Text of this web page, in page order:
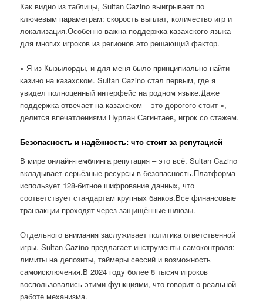
Как видно из таблицы, Sultan Cazino выигрывает по
ключевым параметрам: скорость выплат, количество игр и
локализация.Особенно важна поддержка казахского языка –
для многих игроков из регионов это решающий фактор.
« Я из Кызылорды, и для меня было принципиально найти
казино на казахском. Sultan Cazino стал первым, где я
увидел полноценный интерфейс на родном языке.Даже
поддержка отвечает на казахском – это дорогого стоит », –
делится впечатлениями Нурлан Сагинтаев, игрок со стажем.
Безопасность и надёжность: что стоит за репутацией
В мире онлайн-гемблинга репутация – это всё. Sultan Cazino
вкладывает серьёзные ресурсы в безопасность.Платформа
использует 128-битное шифрование данных, что
соответствует стандартам крупных банков.Все финансовые
транзакции проходят через защищённые шлюзы.
Отдельного внимания заслуживает политика ответственной
игры. Sultan Cazino предлагает инструменты самоконтроля:
лимиты на депозиты, таймеры сессий и возможность
самоисключения.В 2024 году более 8 тысяч игроков
воспользовались этими функциями, что говорит о реальной
работе механизма.